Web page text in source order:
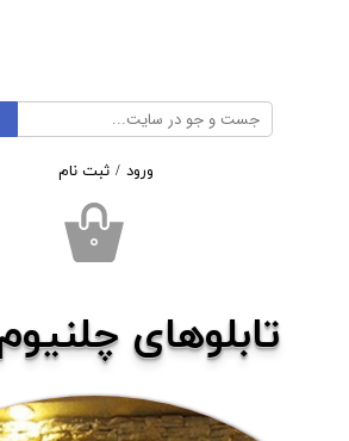
ورود / ثبت نام
تغییر گذر واژه
۰
تابلوهای